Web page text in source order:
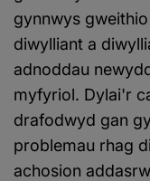
gynnwys
diwylliant a
adnoddau
myfyriol. Dylai'r
drafodwyd gan
problemau rhag
achosion